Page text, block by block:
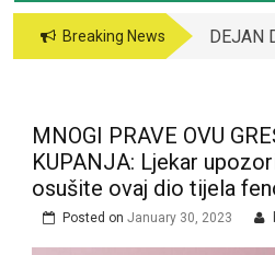
Breaking News
DEJAN
neću..”
MNOGI PRAVE OVU
KUPANJA: Ljekar
osušite ovaj dio tijela
Posted on January 30, 2023